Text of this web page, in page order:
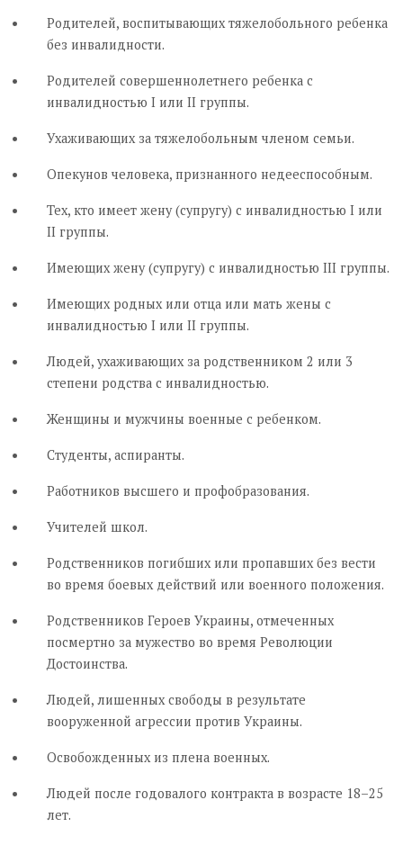
Родителей, воспитывающих тяжелобольного ребенка
без инвалидности.
Родителей совершеннолетнего ребенка с
инвалидностью I или II группы.
Ухаживающих за тяжелобольным членом семьи.
Опекунов человека, признанного недееспособным.
Тех, кто имеет жену (супругу) с инвалидностью I или
II группы.
Имеющих жену (супругу) с инвалидностью III группы.
Имеющих родных или отца или мать жены с
инвалидностью I или II группы.
Людей, ухаживающих за родственником 2 или 3
степени родства с инвалидностью.
Женщины и мужчины военные с ребенком.
Студенты, аспиранты.
Работников высшего и профобразования.
Учителей школ.
Родственников погибших или пропавших без вести
во время боевых действий или военного положения.
Родственников Героев Украины, отмеченных
посмертно за мужество во время Революции
Достоинства.
Людей, лишенных свободы в результате
вооруженной агрессии против Украины.
Освобожденных из плена военных.
Людей после годовалого контракта в возрасте 18–25
лет.